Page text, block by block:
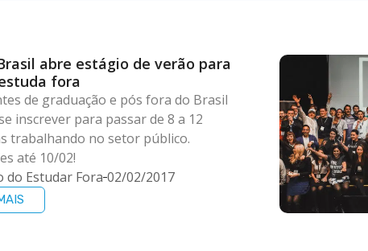
abre estágio de verão para
fora
de graduação e pós fora do Brasil
inscrever para passar de 8 a 12
trabalhando no setor público.
até 10/02!
do Estudar Fora 02/02/2017